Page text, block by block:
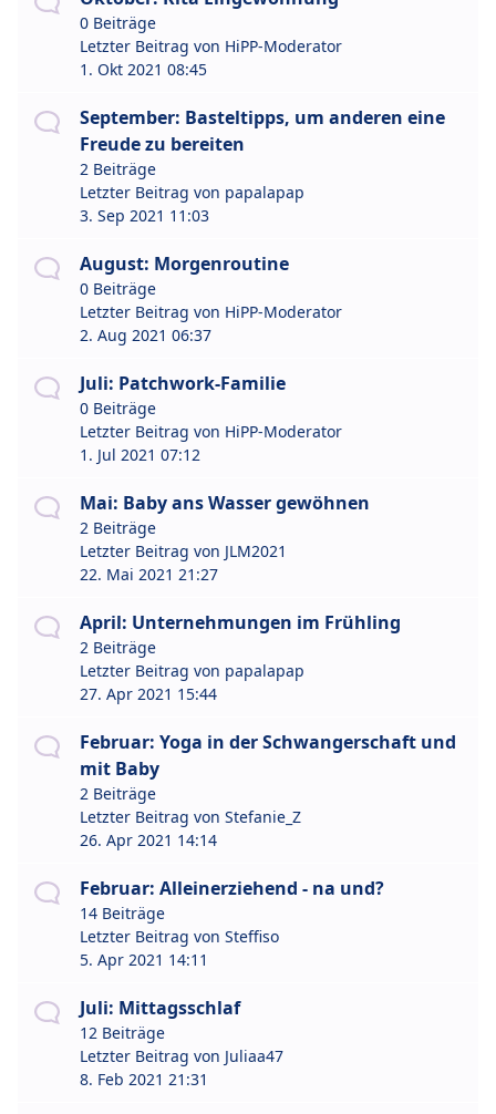
0 Beiträge
Letzter Beitrag von HiPP-Moderator
1. Okt 2021 08:45
September: Basteltipps, um anderen eine
Freude zu bereiten
2 Beiträge
Letzter Beitrag von papalapap
3. Sep 2021 11:03
August: Morgenroutine
0 Beiträge
Letzter Beitrag von HiPP-Moderator
2. Aug 2021 06:37
Juli: Patchwork-Familie
0 Beiträge
Letzter Beitrag von HiPP-Moderator
1. Jul 2021 07:12
Mai: Baby ans Wasser gewöhnen
2 Beiträge
Letzter Beitrag von JLM2021
22. Mai 2021 21:27
April: Unternehmungen im Frühling
2 Beiträge
Letzter Beitrag von papalapap
27. Apr 2021 15:44
Februar: Yoga in der Schwangerschaft und
mit Baby
2 Beiträge
Letzter Beitrag von Stefanie_Z
26. Apr 2021 14:14
Februar: Alleinerziehend - na und?
14 Beiträge
Letzter Beitrag von Steffiso
5. Apr 2021 14:11
Juli: Mittagsschlaf
12 Beiträge
Letzter Beitrag von Juliaa47
8. Feb 2021 21:31